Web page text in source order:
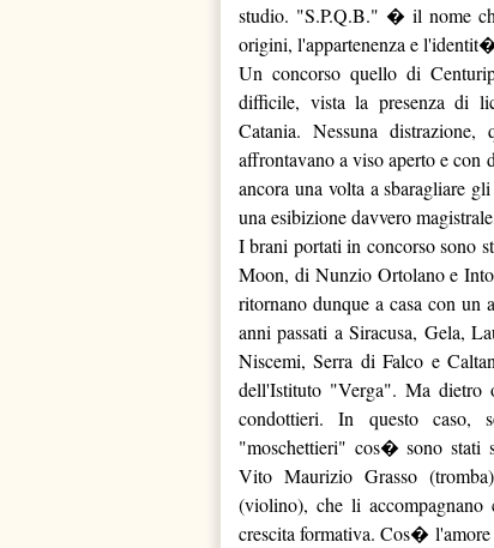
studio. "S.P.Q.B." � il nome
origini, l'appartenenza e
Un concorso quello di
difficile, vista la presenza di
Catania. Nessuna
affrontavano a viso aperto e con
ancora una volta a sbaragliare
una esibizione davvero
I brani portati in concorso sono
Moon, di Nunzio Ortolano e
ritornano dunque a casa con
anni passati a Siracusa, Gela,
Niscemi, Serra di Falco e
dell'Istituto "Verga". Ma dietro
condottieri. In questo caso,
"moschettieri" cos� sono stati
Vito Maurizio Grasso
(violino), che li
crescita formativa. Cos� l'amore